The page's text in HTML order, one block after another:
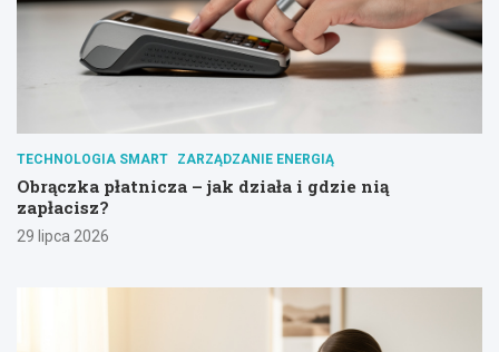
TECHNOLOGIA SMART ZARZĄDZANIE ENERGIĄ
Obrączka płatnicza – jak działa i gdzie nią
zapłacisz?
29 lipca 2026